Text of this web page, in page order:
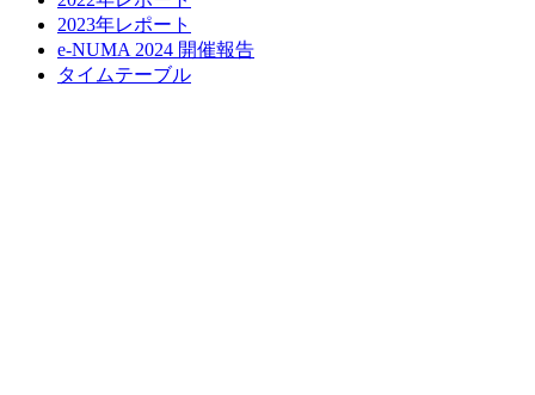
2023年レポート
e-NUMA 2024 開催報告
タイムテーブル